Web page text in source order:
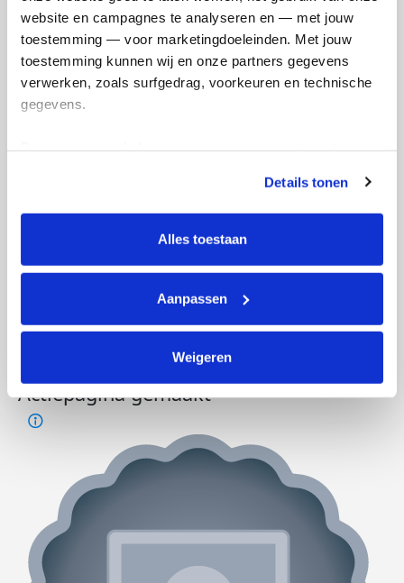
website en campagnes te analyseren en — met jouw
toestemming — voor marketingdoeleinden. Met jouw
toestemming kunnen wij en onze partners gegevens
verwerken, zoals surfgedrag, voorkeuren en technische
gegevens.
tonen. Je kunt je toestemming op elk moment wijzigen of
intrekken via Cookie instellingen onderaan de pagina. De
lijst met cookies is te vinden in het tabblad “details”.
Details tonen
Alles toestaan
Aanpassen
Weigeren
Actiepagina gemaakt